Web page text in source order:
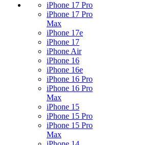
iPhone 17 Pro
iPhone 17 Pro
Max
iPhone 17e
iPhone 17
iPhone Air
iPhone 16
iPhone 16e
iPhone 16 Pro
iPhone 16 Pro
Max
iPhone 15
iPhone 15 Pro
iPhone 15 Pro
Max